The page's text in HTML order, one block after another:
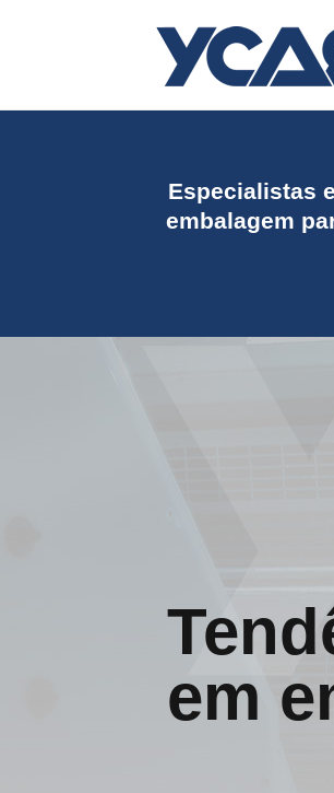
Especialistas
embalagem
em